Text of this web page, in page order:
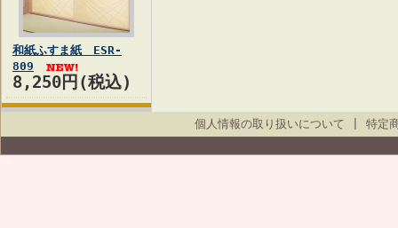
和紙ふすま紙 ESR-
809
8,250円(税込)
個人情報の取り扱いについて 特定